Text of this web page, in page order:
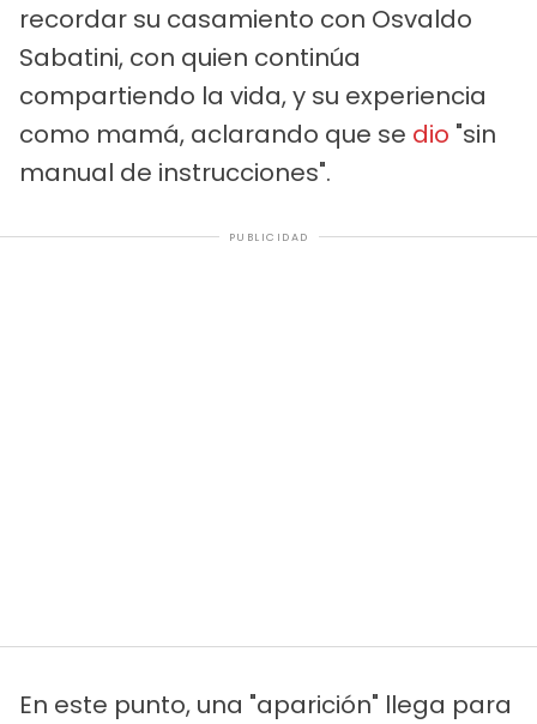
recordar su casamiento con Osvaldo
Sabatini, con quien continúa
compartiendo la vida, y su experiencia
como mamá, aclarando que se dio "sin
manual de instrucciones".
PUBLICIDAD
En este punto, una "aparición" llega para